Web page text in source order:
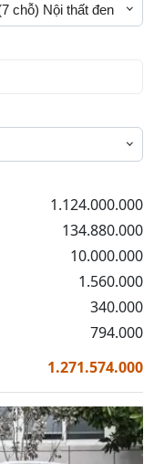
chỗ) Nội thất đen
1.124.000.000
134.880.000
10.000.000
1.560.000
340.000
794.000
1.271.574.000